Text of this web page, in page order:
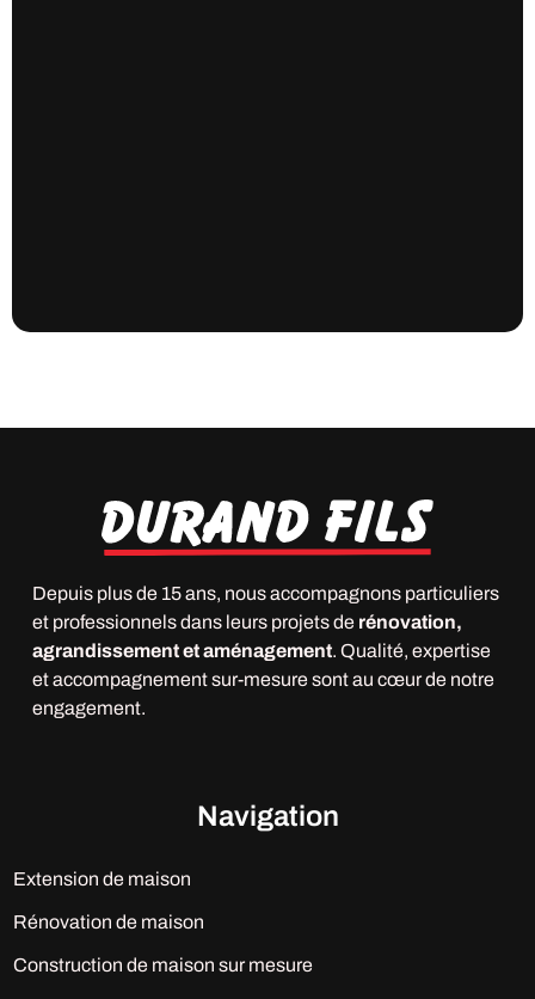
Depuis plus de 15 ans, nous accompagnons particuliers
et professionnels dans leurs projets de rénovation,
agrandissement et aménagement. Qualité, expertise
et accompagnement sur-mesure sont au cœur de notre
engagement.
Navigation
Extension de maison
Rénovation de maison
Construction de maison sur mesure